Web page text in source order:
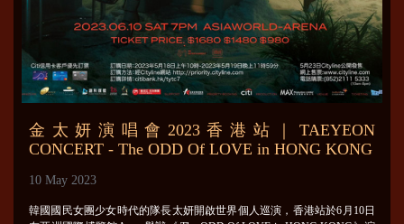
金太妍演唱會2023香港站｜TAEYEON
CONCERT - The ODD Of LOVE in HONG KONG
10 May 2023
韓國國民女團少女時代的隊長太妍開啟世界個人巡演，香港站於6月10日